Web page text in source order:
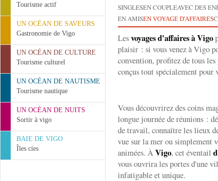
Tourisme actif
UN OCÉAN DE SAVEURS
Gastronomie de Vigo
UN OCÉAN DE CULTURE
Tourisme culturel
UN OCÉAN DE NAUTISME
Tourisme nautique
UN OCÉAN DE NUITS
Sortir à vigo
BAIE DE VIGO
Îles cíes
SINGLESEN COUPLEAVEC DES
EN AMISEN VOYAGE D'AFFAIRES
Lesvoyages d'affaires à Vigo
plaisir : si vous venez à Vigo
convention, profitez de tous les
conçus tout spécialement pour
Vous découvrirez des coins
longue journée de réunions :
de travail, connaître les lieux
vue sur la mer ou simplement
animées. ÀVigo, cet éventail
vous ouvrira les portes d'une
infatigable et unique.